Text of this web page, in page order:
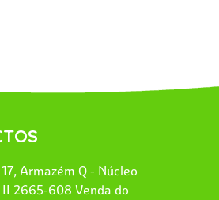
Armazém Q - Núcleo
II 2665-608 Venda do